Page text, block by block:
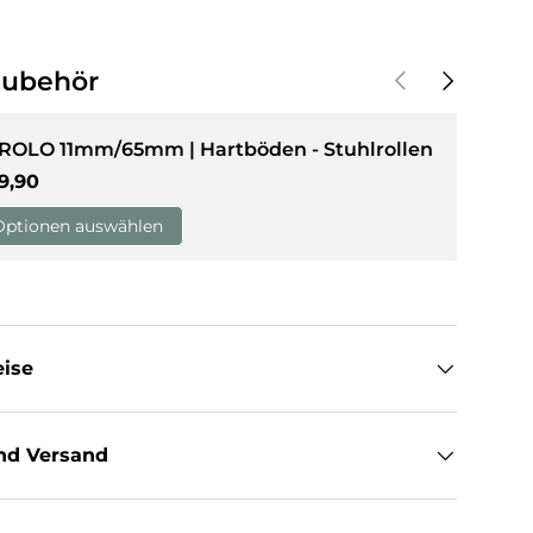
laden VorherigeNächste
11mm/65mm | Hartböden - Stuhlrollen
Preis
auswählen
Versand